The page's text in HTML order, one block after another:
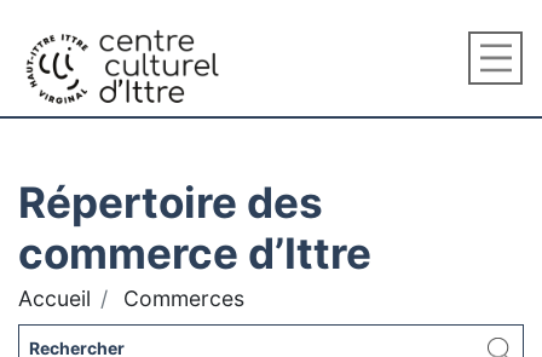
Répertoire des
commerce d’Ittre
Accueil Commerces